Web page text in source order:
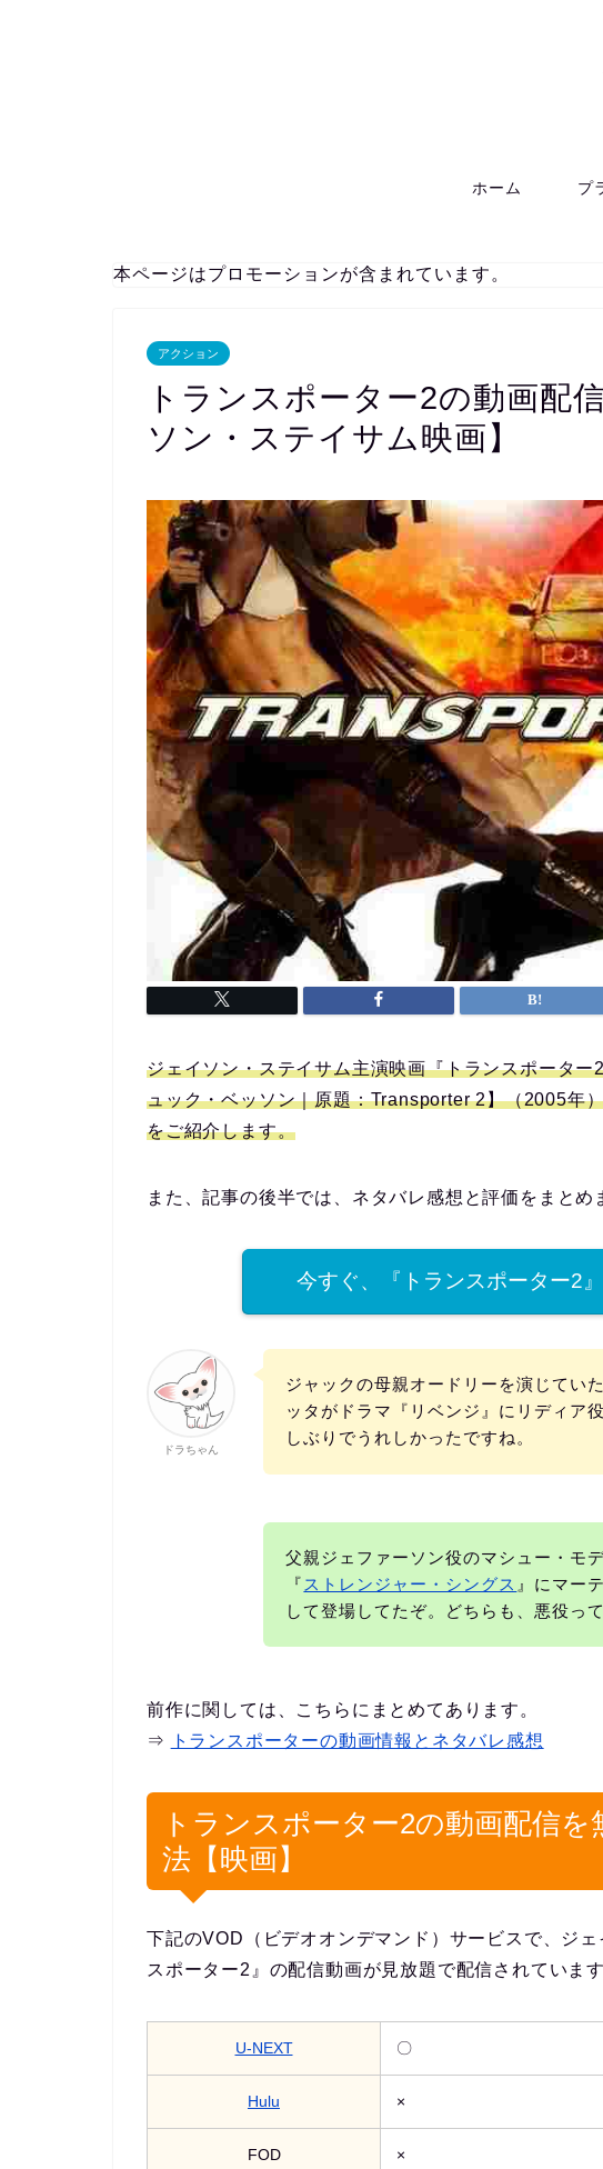
ホーム プ
本ページはプロモーションが含まれています。
アクション
トランスポーター2の動画配
ソン・ステイサム映画】
ジェイソン・ステイサム主演映画『トランスポータ
ュック・ベッソン｜原題：Transporter 2】（2005年
をご紹介します。
また、記事の後半では、ネタバレ感想と評価をまとめ
今すぐ、『トランスポーター2
ドラちゃん
ジャックの母親オードリーを演じてい
ッタがドラマ『リベンジ』にリディア
しぶりでうれしかったですね。
父親ジェファーソン役のマシュー・モ
『 ストレンジャー・シングス 』にマー
して登場してたぞ。どちらも、悪役っ
前作に関しては、こちらにまとめてあります。
⇒
トランスポーターの動画情報とネタバレ感想
トランスポーター2の動画配信
法【映画】
下記のVOD（ビデオオンデマンド）サービスで、 ジ
スポーター2』の配信動画が見放題で配信されています
U-NEXT 〇
Hulu ×
FOD ×